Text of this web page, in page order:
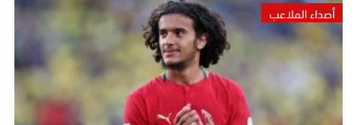
أصداء الملاعب